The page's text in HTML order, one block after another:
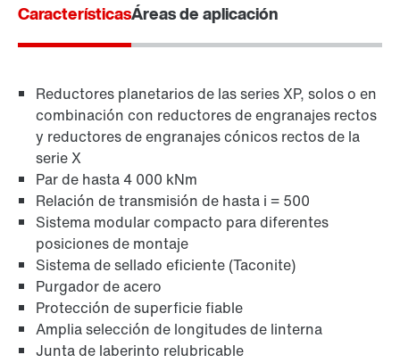
CaracterísticasÁreas de aplicación
Reductores planetarios de las series XP, solos o en
combinación con reductores de engranajes rectos
y reductores de engranajes cónicos rectos de la
serie X
Par de hasta 4 000 kNm
Relación de transmisión de hasta i = 500
Sistema modular compacto para diferentes
posiciones de montaje
Sistema de sellado eficiente (Taconite)
Purgador de acero
Protección de superficie fiable
Amplia selección de longitudes de linterna
Junta de laberinto relubricable